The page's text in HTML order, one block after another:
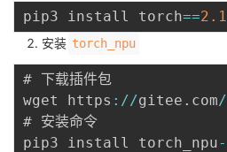
pip3 install torch==2.1
安装 torch_npu
# 下载插件包
wget https : //gitee . com/
# 安装命令
pip3 install torch_npu-